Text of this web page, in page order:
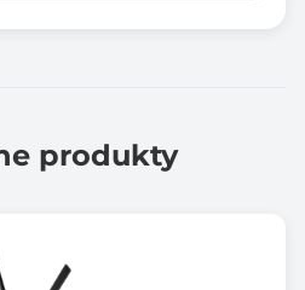
(AXE3000):
1024/256-QAM 20/40MHz, up
Rx) 1024/256-QAM 20/40/80,
produkty